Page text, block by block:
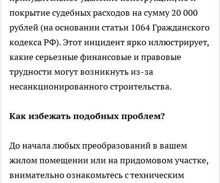
покрытие судебных расходов на сумму 20 000
рублей (на основании статьи 1064 Гражданского
кодекса РФ). Этот инцидент ярко иллюстрирует,
какие серьезные финансовые и правовые
трудности могут возникнуть из-за
несанкционированного строительства.
Как избежать подобных проблем?
До начала любых преобразований в вашем
жилом помещении или на придомовом участке,
внимательно ознакомьтесь с техническим